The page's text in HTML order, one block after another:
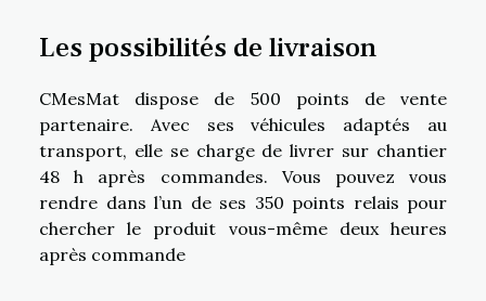
Les possibilités de livraison
CMesMat dispose de 500 points de vente
partenaire. Avec ses véhicules adaptés au
transport, elle se charge de livrer sur chantier
48 h après commandes. Vous pouvez vous
rendre dans l’un de ses 350 points relais pour
chercher le produit vous-même deux heures
après commande